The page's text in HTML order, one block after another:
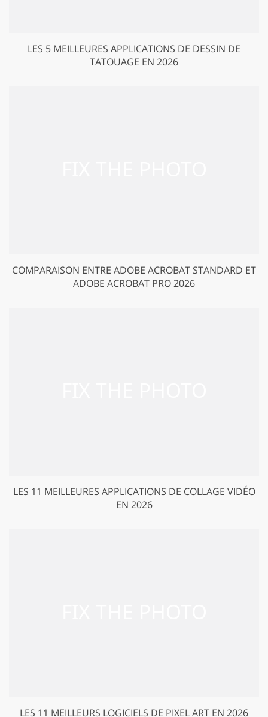
LES 5 MEILLEURES APPLICATIONS DE DESSIN DE
TATOUAGE EN 2026
COMPARAISON ENTRE ADOBE ACROBAT STANDARD ET
ADOBE ACROBAT PRO 2026
LES 11 MEILLEURES APPLICATIONS DE COLLAGE VIDÉO
EN 2026
LES 11 MEILLEURS LOGICIELS DE PIXEL ART EN 2026